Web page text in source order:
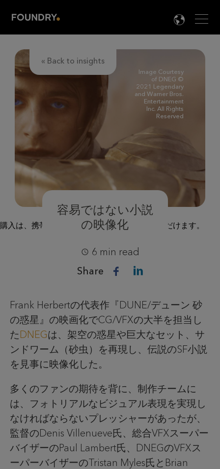

« Back to insights
Image Courtesy
of DNEG ©
2021 Legendary
and Warner Bros.
Entertainment
Inc. All Rights
Reserved
容易ではない小説
の映像化
6 min read
Share
Frank Herbertの代表作『DUNE/デューン 砂
の惑星』の映画化でCG/VFXの大半を担当し
たDNEGは、架空の惑星や巨大なセット、サ
ンドワーム（砂虫）を再現し、伝説のSF小説
を見事に映像化した。
多くのファンの期待を背に、制作チームに
は、フォトリアルなビジュアル表現を実現し
なければならないプレッシャーがあったが、
監督のDenis Villenueve氏、総合VFXスーパー
バイザーのPaul Lambert氏、DNEGのVFXス
ーパーバイザーのTristan Myles氏とBrian